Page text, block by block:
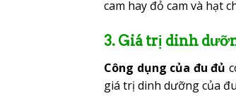
cam hay đỏ cam và hạt
3. Giá trị dinh
Công dụng của đu đủ
giá trị dinh dưỡng của